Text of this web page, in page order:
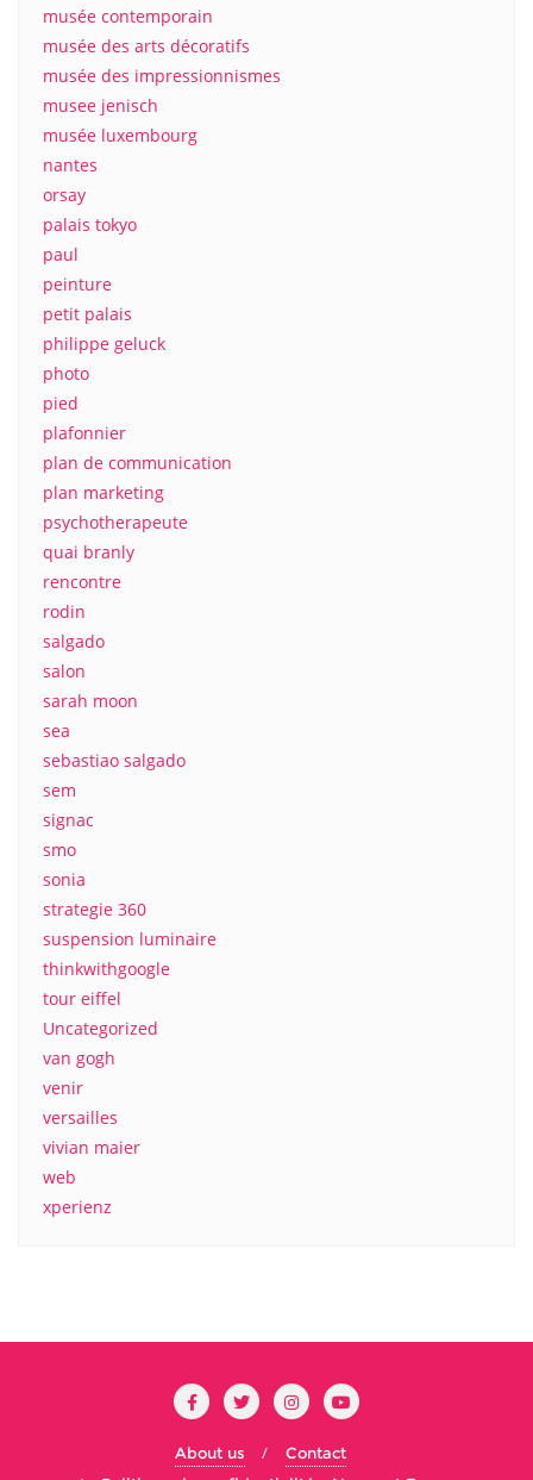
musée contemporain
musée des arts décoratifs
musée des impressionnismes
musee jenisch
musée luxembourg
nantes
orsay
palais tokyo
paul
peinture
petit palais
philippe geluck
photo
pied
plafonnier
plan de communication
plan marketing
psychotherapeute
quai branly
rencontre
rodin
salgado
salon
sarah moon
sea
sebastiao salgado
sem
signac
smo
sonia
strategie 360
suspension luminaire
thinkwithgoogle
tour eiffel
Uncategorized
van gogh
venir
versailles
vivian maier
web
xperienz
About us
Contact